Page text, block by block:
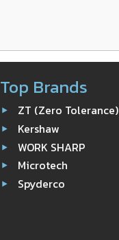
Top Brands
ZT (Zero Tolerance)
Kershaw
WORK SHARP
Microtech
Spyderco